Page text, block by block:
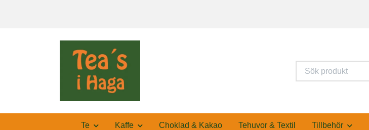
Te Kaffe Choklad & Kakao Tehuvor & Textil Tillbehör